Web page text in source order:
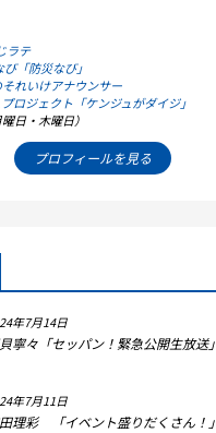
ラテ
「防災なび」
れいけアナウンサー
ロジェクト「ケンジュがダイジ」
日・木曜日）
プロフィールを見る
年7月14日
寧々「セッパン！緊急公開生放送」
年7月11日
理彩 「イベント盛りだくさん！」